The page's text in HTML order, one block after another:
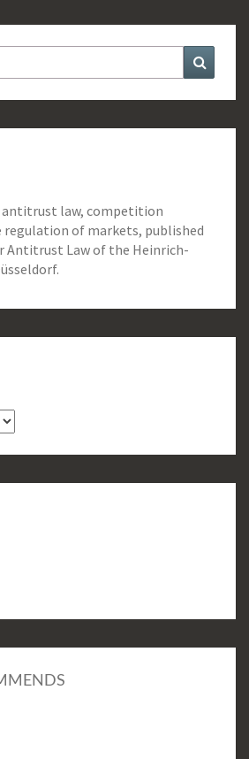
antitrust law, competition
regulation of markets, published
Antitrust Law of the Heinrich-